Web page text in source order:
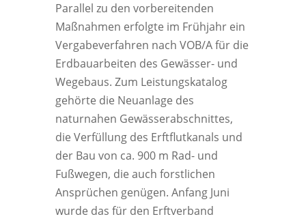
Parallel zu den vorbereitenden
Maßnahmen erfolgte im Frühjahr ein
Vergabeverfahren nach VOB/A für die
Erdbauarbeiten des Gewässer- und
Wegebaus. Zum Leistungskatalog
gehörte die Neuanlage des
naturnahen Gewässerabschnittes,
die Verfüllung des Erftflutkanals und
der Bau von ca. 900 m Rad- und
Fußwegen, die auch forstlichen
Ansprüchen genügen. Anfang Juni
wurde das für den Erftverband